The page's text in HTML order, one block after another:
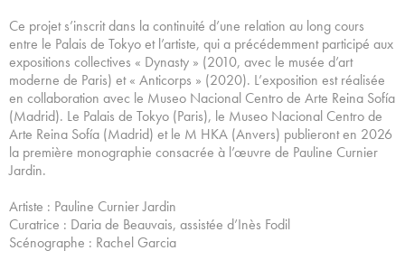
Ce projet s’inscrit dans la continuité d’une relation au long cours
entre le Palais de Tokyo et l’artiste, qui a précédemment participé aux
expositions collectives « Dynasty » (2010, avec le musée d’art
moderne de Paris) et « Anticorps » (2020). L’exposition est réalisée
en collaboration avec le Museo Nacional Centro de Arte Reina Sofía
(Madrid). Le Palais de Tokyo (Paris), le Museo Nacional Centro de
Arte Reina Sofía (Madrid) et le M HKA (Anvers) publieront en 2026
la première monographie consacrée à l’œuvre de Pauline Curnier
Jardin.
Artiste : Pauline Curnier Jardin
Curatrice : Daria de Beauvais, assistée d’Inès Fodil
Scénographe : Rachel Garcia